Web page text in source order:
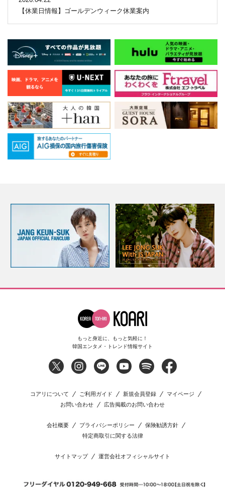
【休業日情報】ゴールデンウィーク休業案内
もっと身近に、もっと気軽に！
韓国エンタメ・トレンド情報サイト
コアリについて ご利用ガイド 新規会員登録
マイページ
お問い合わせ
広告掲載のお問い合わせ
会社概要 プライバシーポリシー
保険勧誘方針
特定商取引に関する法律
サイトマップ 運営会社オフィシャルサイト